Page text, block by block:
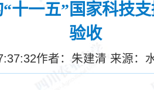
十一五”国家科技
验收
作者：朱建清 来源：